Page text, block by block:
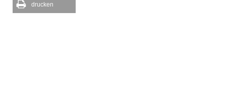
drucken